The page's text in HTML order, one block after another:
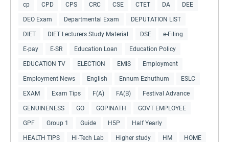
cp CPD CPS CRC CSE CTET DA DEE
DEO Exam Departmental Exam DEPUTATION LIST
DIET DIET Lecturers Study Material DSE e-Filing
E-pay E-SR Education Loan Education Policy
EDUCATION TV ELECTION EMIS Employment
Employment News English Ennum Ezhuthum ESLC
EXAM Exam Tips F(A) FA(B) Festival Advance
GENUINENESS GO GOPINATH GOVT EMPLOYEE
GPF Group 1 Guide H5P Half Yearly
HEALTH TIPS Hi-Tech Lab Higher study HM HOME